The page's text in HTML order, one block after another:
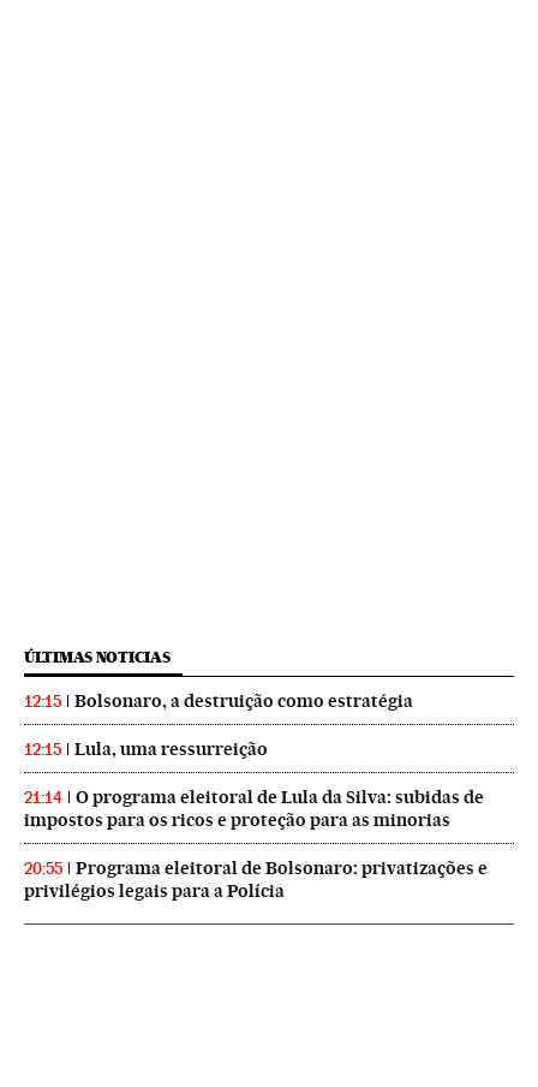
ÚLTIMAS NOTICIAS
12:15 Bolsonaro, a destruição como estratégia
12:15 Lula, uma ressurreição
21:14
O programa eleitoral de Lula da Silva: subidas de
impostos para os ricos e proteção para as minorias
20:55
Programa eleitoral de Bolsonaro: privatizações e
privilégios legais para a Polícia